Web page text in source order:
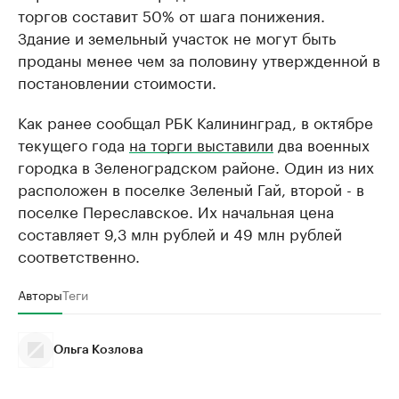
торгов составит 50% от шага понижения.
Здание и земельный участок не могут быть
проданы менее чем за половину утвержденной в
постановлении стоимости.
Как ранее сообщал РБК Калининград, в октябре
текущего года на торги выставили два военных
городка в Зеленоградском районе. Один из них
расположен в поселке Зеленый Гай, второй - в
поселке Переславское. Их начальная цена
составляет 9,3 млн рублей и 49 млн рублей
соответственно.
АвторыТеги
Ольга Козлова